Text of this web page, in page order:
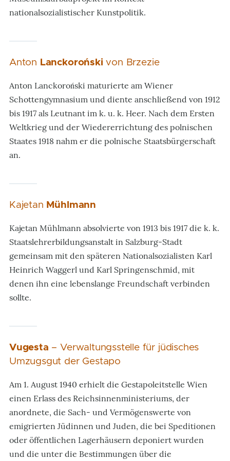
nationalsozialistischer Kunstpolitik.
Anton Lanckoroński von Brzezie
Anton Lanckoroński maturierte am Wiener
Schottengymnasium und diente anschließend von 1912
bis 1917 als Leutnant im k. u. k. Heer. Nach dem Ersten
Weltkrieg und der Wiedererrichtung des polnischen
Staates 1918 nahm er die polnische Staatsbürgerschaft
an.
Kajetan Mühlmann
Kajetan Mühlmann absolvierte von 1913 bis 1917 die k. k.
Staatslehrerbildungsanstalt in Salzburg-Stadt
gemeinsam mit den späteren Nationalsozialisten Karl
Heinrich Waggerl und Karl Springenschmid, mit
denen ihn eine lebenslange Freundschaft verbinden
sollte.
Vugesta – Verwaltungsstelle für jüdisches
Umzugsgut der Gestapo
Am 1. August 1940 erhielt die Gestapoleitstelle Wien
einen Erlass des Reichsinnenministeriums, der
anordnete, die Sach- und Vermögenswerte von
emigrierten Jüdinnen und Juden, die bei Speditionen
oder öffentlichen Lagerhäusern deponiert wurden
und die unter die Bestimmungen über die